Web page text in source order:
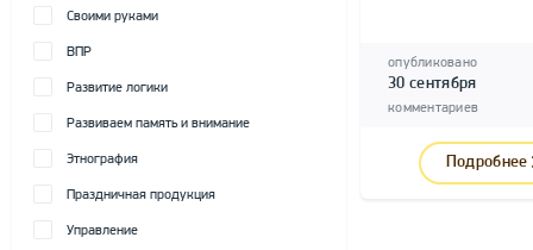
Своими руками
ВПР
Развитие логики
Развиваем память и внимание
Этнография
Праздничная продукция
Управление
опубликовано
30 сентября
комментариев
Подробнее